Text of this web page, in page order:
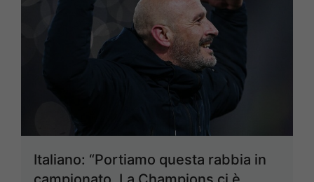
Italiano: “Portiamo questa rabbia in